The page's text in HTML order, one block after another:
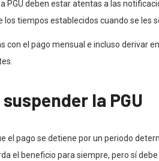
PGU deben estar atentas a las
tiempos establecidos cuando se les
con el pago mensual e incluso derivar
la PGU
el pago se detiene por un periodo
el beneficio para siempre, pero sí